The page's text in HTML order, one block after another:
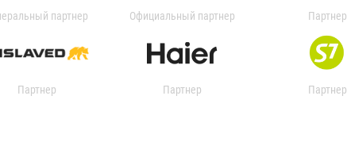
партнер Официальный партнер Партнер
Партнер Партнер Партнер